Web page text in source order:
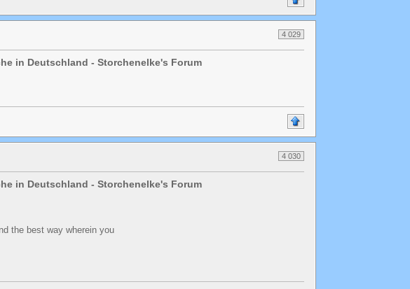
4 029
in Deutschland - Storchenelke's Forum
4 030
in Deutschland - Storchenelke's Forum
the best way wherein you